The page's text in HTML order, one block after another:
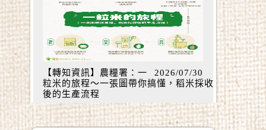
2026/07/30
【轉知資訊】農糧署：一
粒米的旅程～一張圖帶你搞懂，稻米採收
後的生產流程